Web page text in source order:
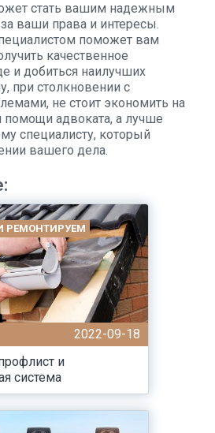
стать вашим надежным
ваши права и интересы.
поможет вам
качественное
и добиться наилучших
при столкновении с
не стоит экономить на
адвоката, а лучше
специалисту, который
вашего дела.
РЕМОНТИРУЕМ
2022-09-18
и
система